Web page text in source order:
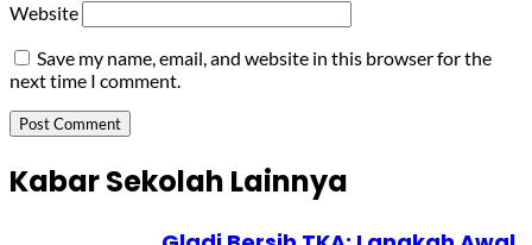
Website
Save my name, email, and website in this browser for the
next time I comment.
Kabar Sekolah Lainnya